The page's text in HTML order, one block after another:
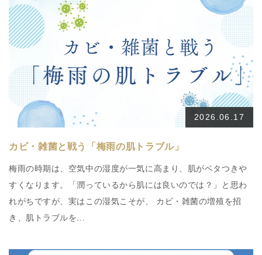
2026.06.17
カビ・雑菌と戦う「梅雨の肌トラブル」
梅雨の時期は、空気中の湿度が一気に高まり、肌がベタつきや
すくなります。「潤っているから肌には良いのでは？」と思わ
れがちですが、実はこの湿気こそが、 カビ・雑菌の増殖を招
き、肌トラブルを...